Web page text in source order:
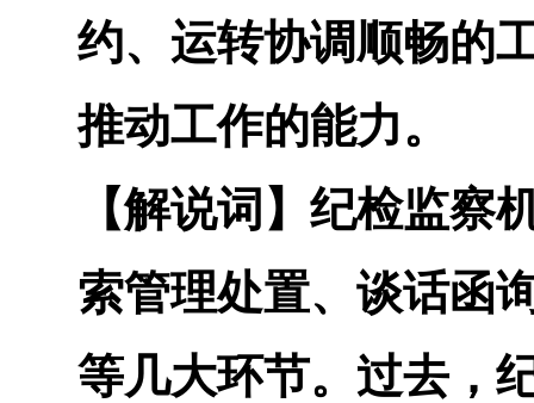
约、运转协调顺畅的
推动工作的能力。
【解说词】 纪检监察
索管理处置、谈话函
等几大环节。过去，